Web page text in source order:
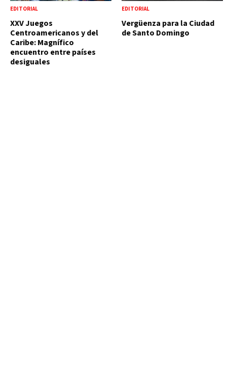
EDITORIAL
XXV Juegos
Centroamericanos y del
Caribe: Magnífico
encuentro entre países
desiguales
EDITORIAL
Vergüenza para la Ciudad
de Santo Domingo